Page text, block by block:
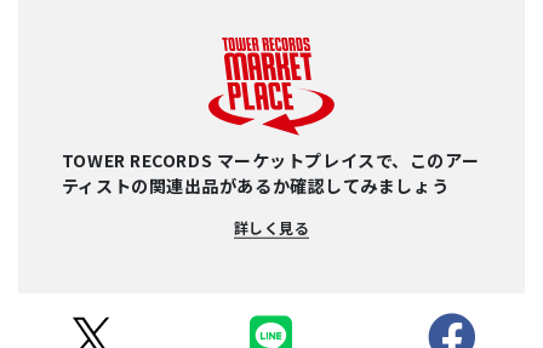
TOWER RECORDS マーケットプレイスで、このアー
ティストの関連出品があるか確認してみましょう
詳しく見る